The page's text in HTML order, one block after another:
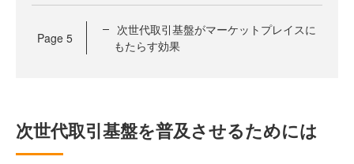
Page 5
次世代取引基盤がマーケットプレイスに
もたらす効果
次世代取引基盤を普及させるためには